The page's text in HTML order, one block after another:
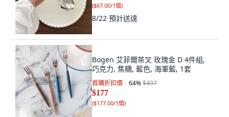
($67.00/1個)
8/22 預計送達
Bogen 艾菲爾茶叉 玫瑰金 D 4件組,
巧克力, 焦糖, 藍色, 海軍藍, 1套
首購折扣價 64%$497
$177
($177.00/1個)